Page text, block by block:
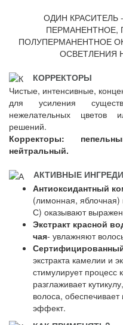
ОДИН КРАСИТЕЛЬ
ПЕРМАНЕНТНОЕ,
ПОЛУПЕРМАНЕНТНОЕ
ОСВЕТЛЕНИЯ
КОРРЕКТОРЫ
Чистые, интенсивные,
для усиления
нежелательных цветов
решений.
Корректоры:
нейтральный.
АКТИВНЫЕ
Антиоксидантный
(лимонная, яблочная)
С) оказывают
Экстракт красной
чая- увлажняют
экстракта камелии и
стимулирует процесс
разглаживает
волоса,
эффект.